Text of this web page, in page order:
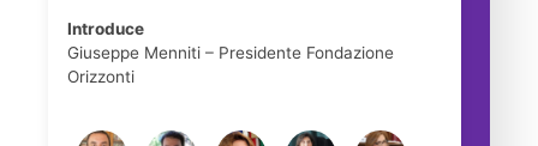
Introduce
Giuseppe Menniti – Presidente Fondazione
Orizzonti